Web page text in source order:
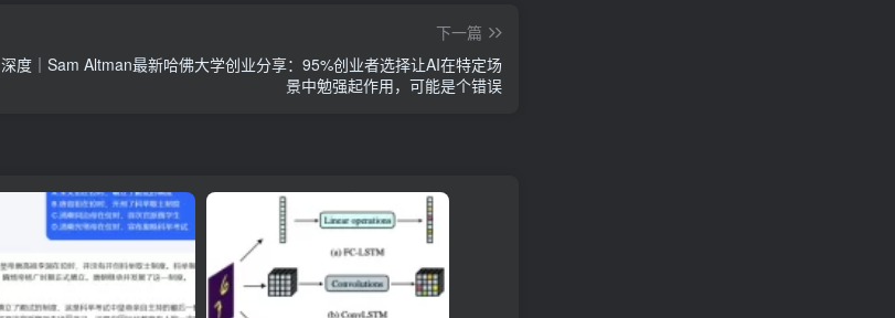
下一篇
深度｜Sam Altman最新哈佛大学创业分享：95%创业者选择让AI在特定场
景中勉强起作用，可能是个错误